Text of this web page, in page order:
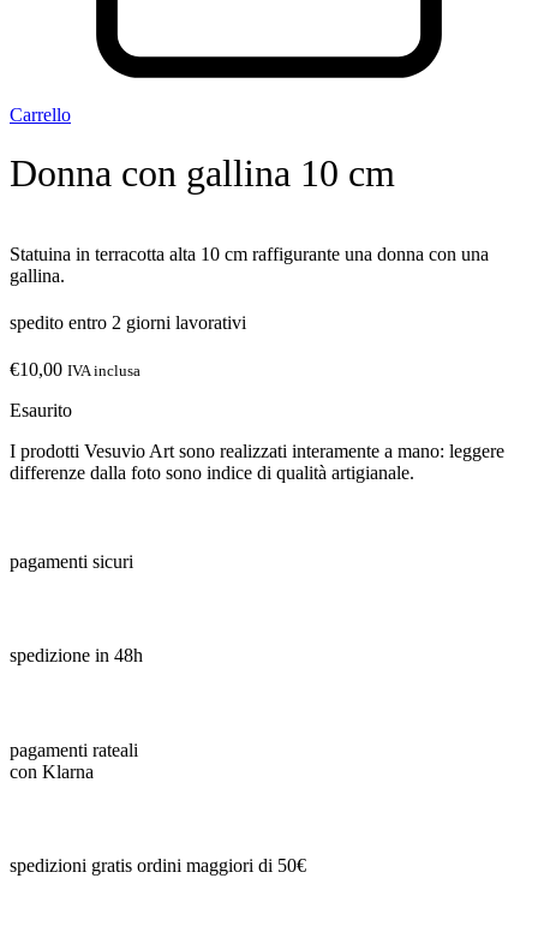
Carrello
Donna con gallina 10 cm
Statuina in terracotta alta 10 cm raffigurante una donna con una
gallina.
spedito entro 2 giorni lavorativi
€10,00 IVA inclusa
Esaurito
I prodotti Vesuvio Art sono realizzati interamente a mano: leggere
differenze dalla foto sono indice di qualità artigianale.
pagamenti sicuri
spedizione in 48h
pagamenti rateali
con Klarna
spedizioni gratis ordini maggiori di 50€